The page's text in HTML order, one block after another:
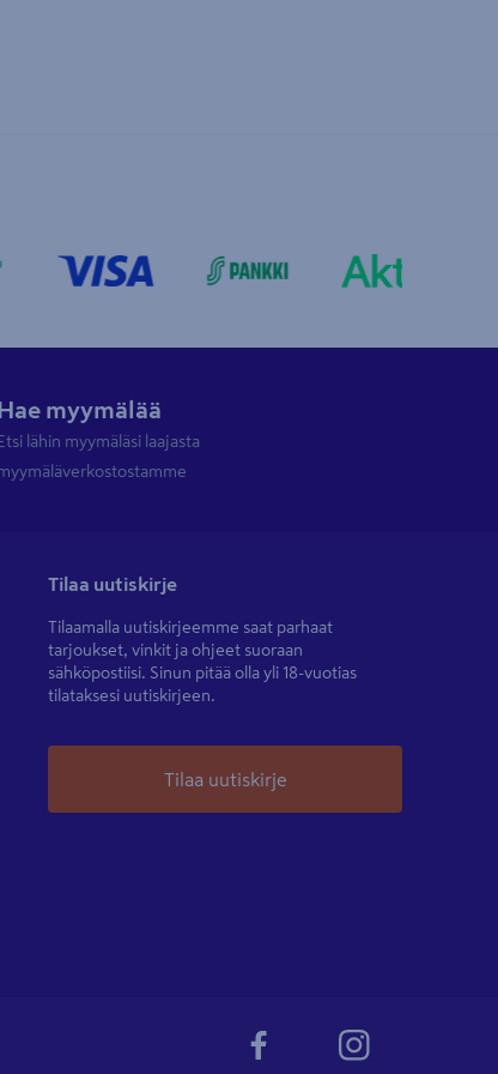
myymälää
Etsi lähin myymäläsi laajasta
Tilaa uutiskirje
Tilaamalla uutiskirjeemme saat parhaat
tarjoukset, vinkit ja ohjeet suoraan
sähköpostiisi. Sinun pitää olla yli 18-vuotias
tilataksesi uutiskirjeen.
Tilaa uutiskirje